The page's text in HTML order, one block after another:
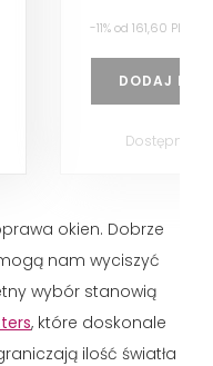
-11% od 161,60 PLN
DODAJ DO
Dostępność:
okien. Dobrze
nam wyciszyć
wybór stanowią
, które doskonale
ilość światła